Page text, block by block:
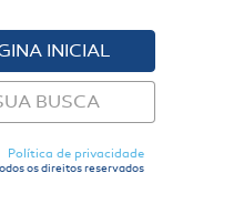
INICIAL
BUSCA
Política de privacidade
os direitos reservados